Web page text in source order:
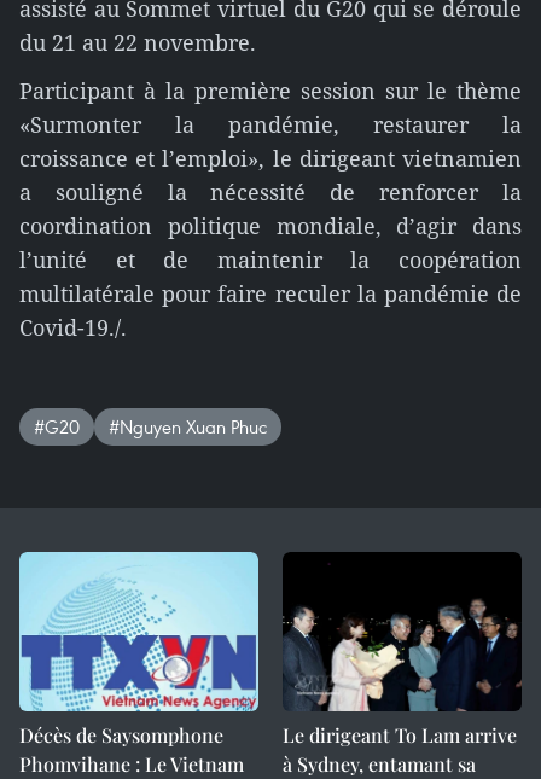
assisté au Sommet virtuel du G20 qui se déroule
du 21 au 22 novembre.
Participant à la première session sur le thème
«Surmonter la pandémie, restaurer la
croissance et l’emploi», le dirigeant vietnamien
a souligné la nécessité de renforcer la
coordination politique mondiale, d’agir dans
l’unité et de maintenir la coopération
multilatérale pour faire reculer la pandémie de
Covid-19./.
#G20 #Nguyen Xuan Phuc
Décès de Saysomphone
Phomvihane : Le Vietnam
Le dirigeant To Lam arrive
à Sydney, entamant sa